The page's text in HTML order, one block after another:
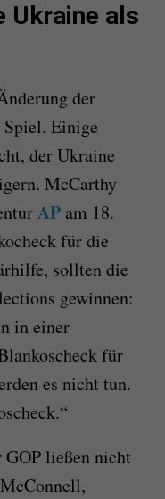
Ukraine als
der
Einige
der Ukraine
McCarthy
APam 18.
für die
sollten die
gewinnen:
in einer
für
es nicht tun.
ließen nicht